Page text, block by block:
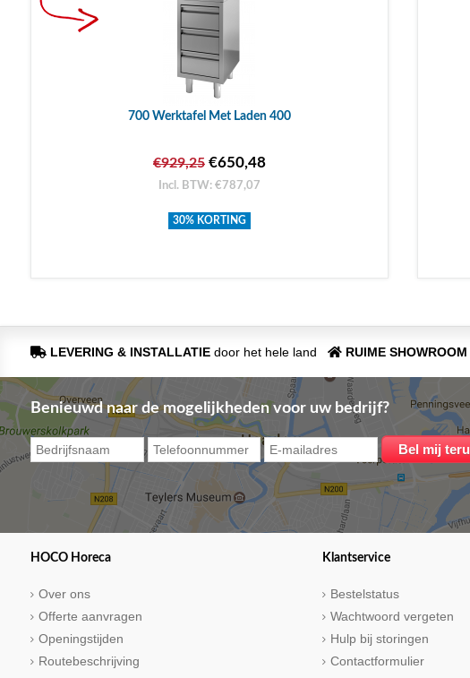
700 Werktafel Met Laden 400
€929,25€650,48
Incl. BTW: €787,07
30% KORTING
LEVERING & INSTALLATIEdoor het hele land RUIME SHOWROOM
Benieuwd naar de mogelijkheden voor uw bedrijf?
HOCO Horeca
Over ons
Offerte aanvragen
Openingstijden
Routebeschrijving
Klantservice
Bestelstatus
Wachtwoord vergeten
Hulp bij storingen
Contactformulier